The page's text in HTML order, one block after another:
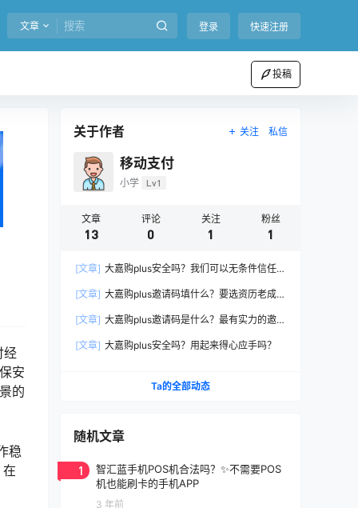
文章 登录 快速注册
投稿
经
安
的
稳
关于作者 关注 私信
移动支付
小学 Lv1
文章
13
评论
0
关注
1
粉丝
1
[文章] 大嘉购plus安全吗？我们可以无条件信任它
[文章] 大嘉购plus邀请码填什么？要选资历老成的
[文章] 大嘉购plus邀请码是什么？最有实力的邀请
[文章] 大嘉购plus安全吗？用起来得心应手吗？
Ta的全部动态
随机文章
1
智汇蓝手机POS机合法吗？✨不需要POS
机也能刷卡的手机APP
3 年前